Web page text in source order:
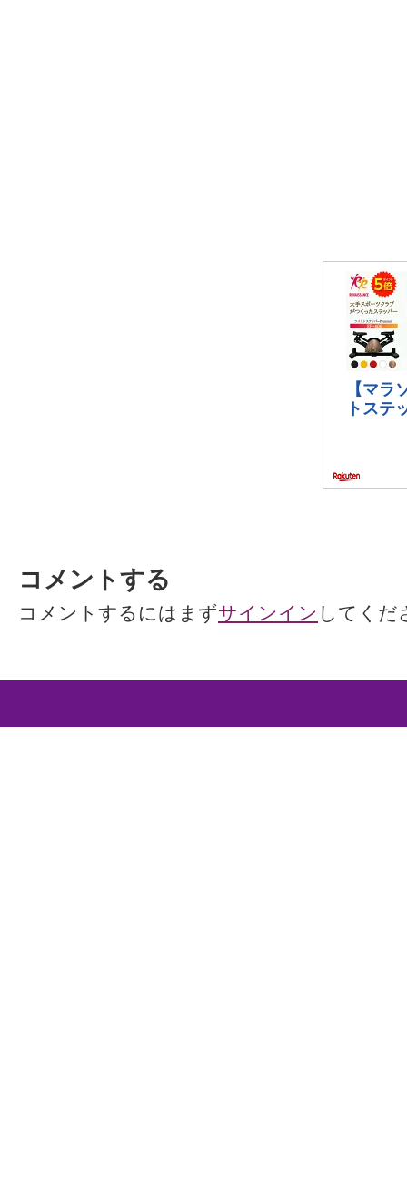
コメントする
コメントするにはまずサインイン してくだ